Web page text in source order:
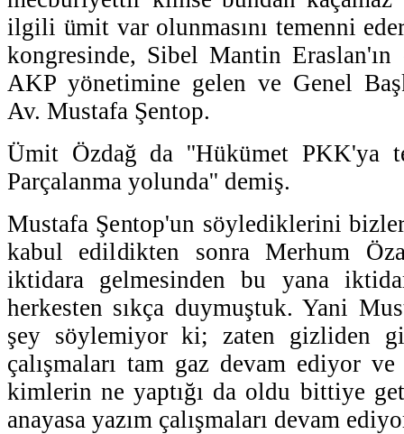
ilgili ümit var olunmasını temenni
kongresinde, Sibel Mantin
AKP yönetimine gelen ve Genel
Av. Mustafa Şentop.
Ümit Özdağ da ''Hükümet PKK'ya
Parçalanma yolunda'' demiş.
Mustafa Şentop'un söylediklerini
kabul edildikten sonra Merhum
iktidara gelmesinden bu yana
herkesten sıkça duymuştuk. Yani
şey söylemiyor ki; zaten gizliden
çalışmaları tam gaz devam ediyor ve
kimlerin ne yaptığı da oldu bittiye
anayasa yazım çalışmaları devam